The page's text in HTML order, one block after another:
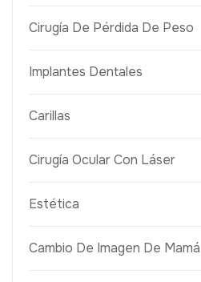
Cirugía De Pérdida De Peso
Implantes Dentales
Carillas
Cirugía Ocular Con Láser
Estética
Cambio De Imagen De Mamá